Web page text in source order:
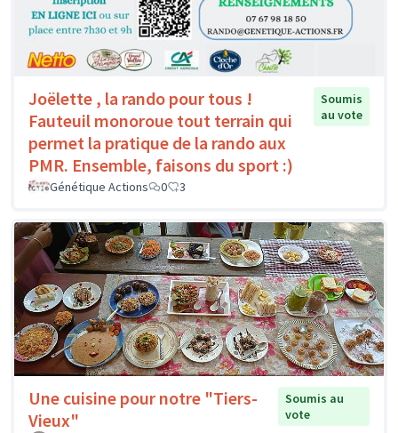
Joëlette , la rando pour tous !
Fauteuil monoroue tout terrain qui
permet la pratique de la rando aux
PMR. Ensemble, faisons du sport :)
Soumis
au vote
Génétique Actions 0 3
Une cuisine pour notre "Tiers-
Vieux"
Soumis au
vote